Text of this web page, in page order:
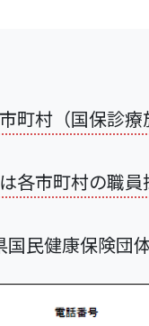
町村（国保診
各市町村の職員
民健康保険団